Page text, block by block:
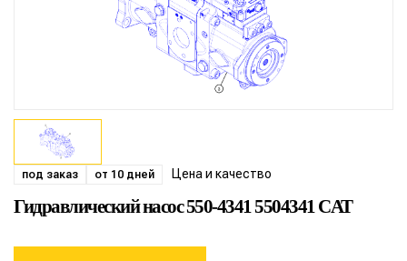
под заказ от 10 дней Цена и качество
Гидравлический насос 550-4341 5504341 CAT